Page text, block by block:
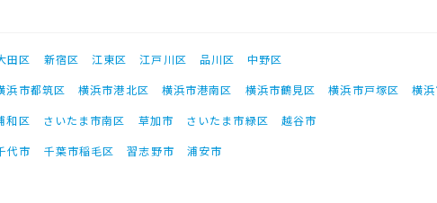
田区 新宿区 江東区 江戸川区 品川区
中野区
浜市都筑区 横浜市港北区 横浜市港南区 横浜市鶴見区 横浜市戸塚区
横
和区 さいたま市南区 草加市 さいたま市緑区
越谷市
代市 千葉市稲毛区 習志野市 浦安市